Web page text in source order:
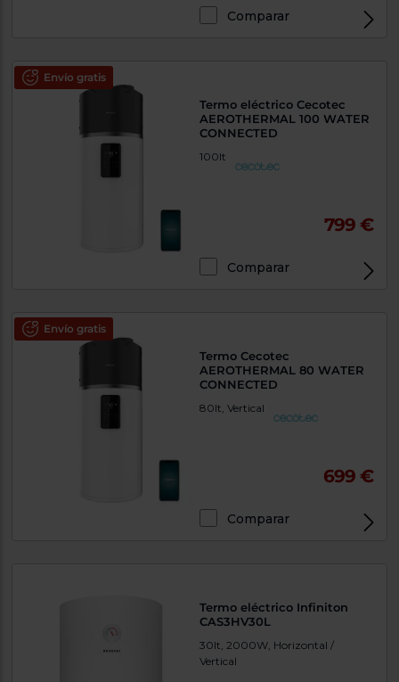
Comparar
Envío gratis
Termo eléctrico Cecotec
AEROTHERMAL 100 WATER
CONNECTED
100lt
799 €
Comparar
Envío gratis
Termo Cecotec
AEROTHERMAL 80 WATER
CONNECTED
80lt, Vertical
699 €
Comparar
Termo eléctrico Infiniton
CAS3HV30L
30lt, 2000W, Horizontal /
Vertical